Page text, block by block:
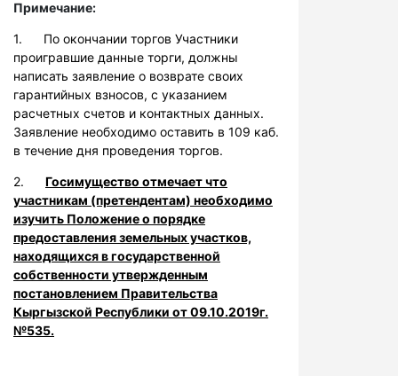
Примечание:
1. По окончании торгов Участники
проигравшие данные торги, должны
написать заявление о возврате своих
гарантийных взносов, с указанием
расчетных счетов и контактных данных.
Заявление необходимо оставить в 109 каб.
в течение дня проведения торгов.
2. Госимущество отмечает что
участникам (претендентам) необходимо
изучить Положение о порядке
предоставления земельных участков,
находящихся в государственной
собственности утвержденным
постановлением Правительства
Кыргызской Республики от 09.10.2019г.
№535.